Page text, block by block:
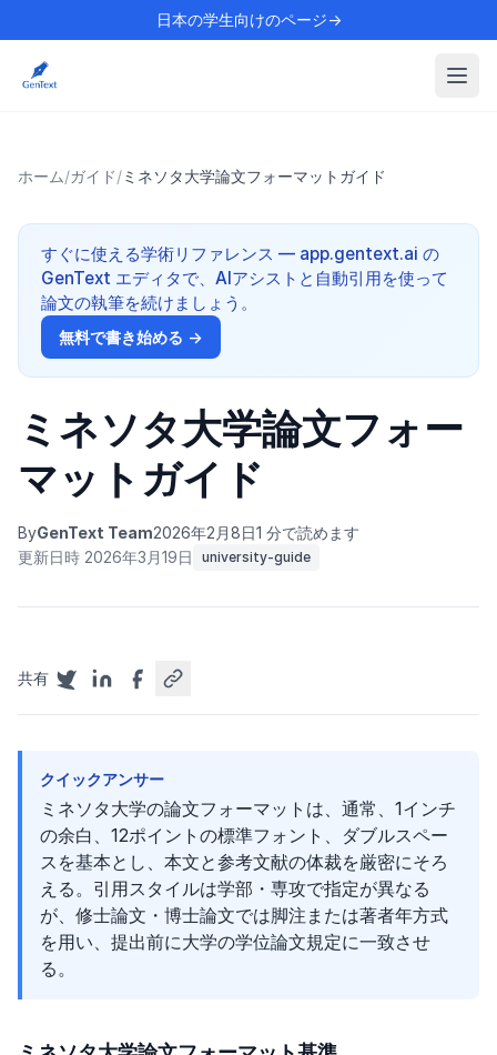
日本の学生向けのページ→
ホーム/ガイド/ミネソタ大学論文フォーマットガイド
すぐに使える学術リファレンス — app.gentext.ai の
GenText エディタで、AIアシストと自動引用を使って
論文の執筆を続けましょう。
無料で書き始める →
ミネソタ大学論文フォー
マットガイド
ByGenText Team2026年2月8日1 分で読めます
更新日時 2026年3月19日
university-guide
共有
クイックアンサー
ミネソタ大学の論文フォーマットは、通常、1インチ
の余白、12ポイントの標準フォント、ダブルスペー
スを基本とし、本文と参考文献の体裁を厳密にそろ
える。引用スタイルは学部・専攻で指定が異なる
が、修士論文・博士論文では脚注または著者年方式
を用い、提出前に大学の学位論文規定に一致させ
る。